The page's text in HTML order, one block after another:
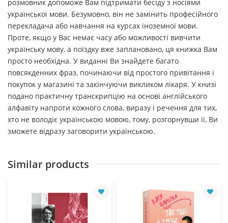
розмовник допоможе Вам підтримати бесіду з носіями
української мови. Безумовно, він не замінить професійного
перекладача або навчання на курсах іноземної мови.
Проте, якщо у Вас немає часу або можливості вивчити
українську мову, а поїздку вже заплановано, ця книжка Вам
просто необхідна. У виданні Ви знайдете багато
повсякденних фраз, починаючи від простого привітання і
покупок у магазині та закінчуючи викликом лікаря. У книзі
подано практичну транскрипцію на основі англійського
алфавіту напроти кожного слова, виразу і речення для тих,
хто не володіє українською мовою, тому, розгорнувши її, Ви
зможете відразу заговорити українською.
Similar products